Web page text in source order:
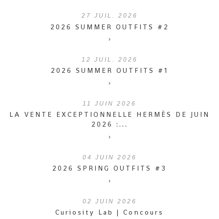
27 JUIL. 2026
2026 SUMMER OUTFITS #2
›
12 JUIL. 2026
2026 SUMMER OUTFITS #1
›
11 JUIN 2026
LA VENTE EXCEPTIONNELLE HERMÈS DE JUIN
2026 :...
›
04 JUIN 2026
2026 SPRING OUTFITS #3
›
02 JUIN 2026
Curiosity Lab | Concours